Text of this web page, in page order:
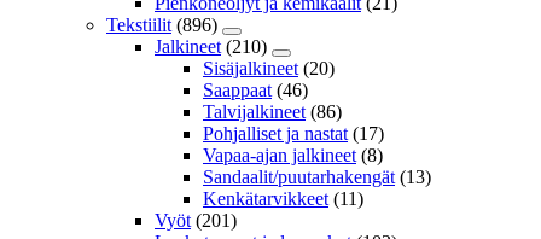
Tekstiilit (896)
Jalkineet (210)
Sisäjalkineet (20)
Saappaat (46)
Talvijalkineet (86)
Pohjalliset ja nastat (17)
Vapaa-ajan jalkineet (8)
Sandaalit/puutarhakengät (13)
Kenkätarvikkeet (11)
Vyöt (201)